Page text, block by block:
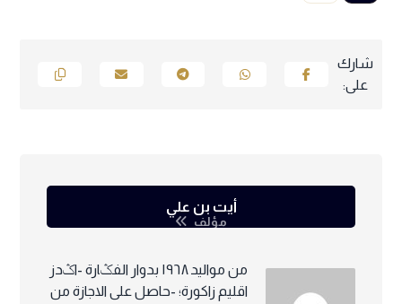
أيت بن علي
مؤلف
من مواليد ١٩٦٨ بدوار الفݣارة -اݣدز
اقليم زاكورة؛ -حاصل على الاجازة من